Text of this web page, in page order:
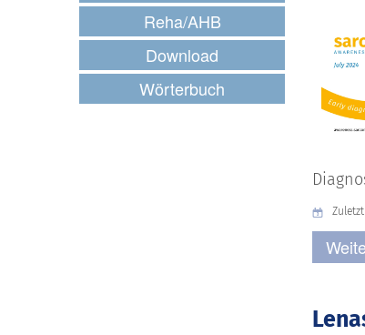
Reha/AHB
Download
Wörterbuch